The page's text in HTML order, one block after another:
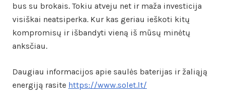
bus su brokais. Tokiu atveju net ir maža investicija
visiškai neatsiperka. Kur kas geriau ieškoti kitų
kompromisų ir išbandyti vieną iš mūsų minėtų
anksčiau.
Daugiau informacijos apie saulės baterijas ir žaliąją
energiją rasite https://www.solet.lt/